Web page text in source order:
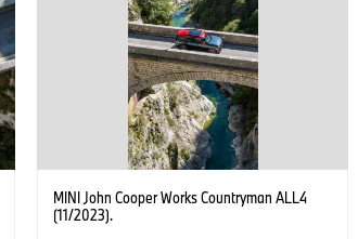
MINI John Cooper Works Countryman ALL4
(11/2023).